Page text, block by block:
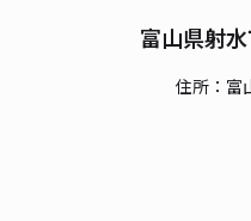
富山県射
住所：富